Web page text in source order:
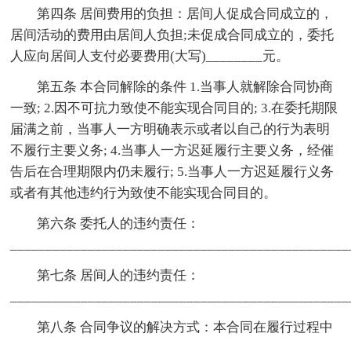
第四条 居间费用的负担：居间人促成合同成立的，
居间活动的费用由居间人负担;未促成合同成立的，委托
人应向居间人支付必要费用(大写)________元。
第五条 本合同解除的条件 1.当事人就解除合同协商
一致; 2.因不可抗力致使不能实现合同目的; 3.在委托期限
届满之前，当事人一方明确表示或者以自己的行为表明
不履行主要义务; 4.当事人一方迟延履行主要义务，经催
告后在合理期限内仍未履行; 5.当事人一方迟延履行义务
或者有其他违约行为致使不能实现合同目的。
第六条 委托人的违约责任：
第七条 居间人的违约责任：
第八条 合同争议的解决方式：本合同在履行过程中